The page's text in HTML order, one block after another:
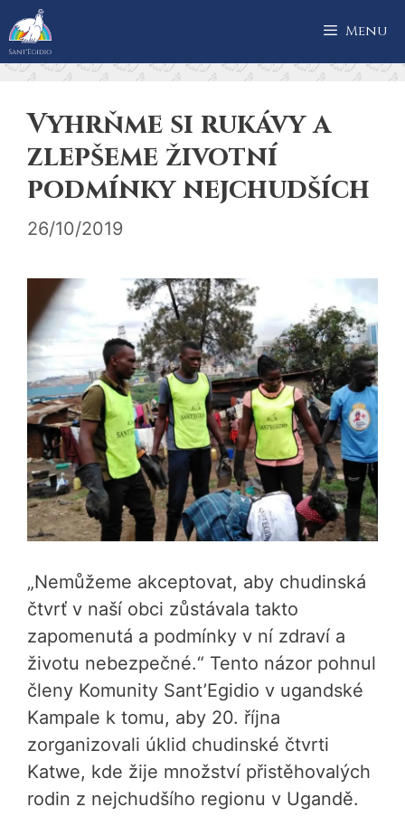
Přeskočit
na
obsah
Menu
Vyhrňme si rukávy a
zlepšeme životní
podmínky nejchudších
26/10/2019
„Nemůžeme akceptovat, aby chudinská
čtvrť v naší obci zůstávala takto
zapomenutá a podmínky v ní zdraví a
životu nebezpečné.“ Tento názor pohnul
členy Komunity Sant’Egidio v ugandské
Kampale k tomu, aby 20. října
zorganizovali úklid chudinské čtvrti
Katwe, kde žije množství přistěhovalých
rodin z nejchudšího regionu v Ugandě.